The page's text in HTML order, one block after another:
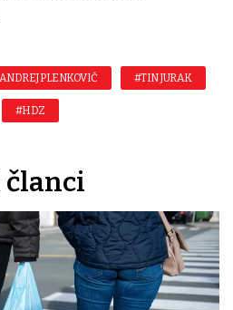
PLENKOVIĆ #TIN JURAK
#HDZ
članci